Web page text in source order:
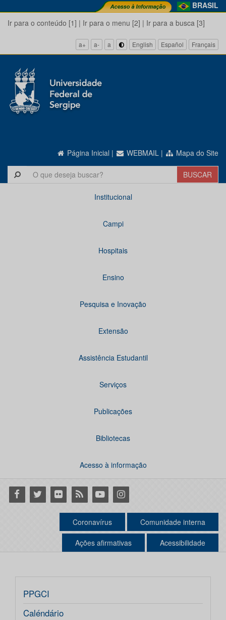
BRASIL
Ir para o conteúdo [1] | Ir para o menu [2] | Ir para a busca [3]
a+ a- a English Español Français
Página Inicial | WEBMAIL | Mapa do Site
Institucional
Campi
Hospitais
Ensino
Pesquisa e Inovação
Extensão
Assistência Estudantil
Serviços
Publicações
Bibliotecas
Acesso à informação
Facebook
Twitter Flickr RSS YoutubeInstagram
Coronavírus Comunidade interna
Ações afirmativas Acessibilidade
PPGCI
Caléndário